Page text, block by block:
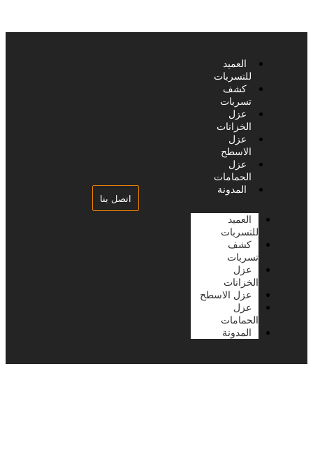
العميد
للتسربات
كشف
تسربات
عزل
الخزانات
عزل
الاسطح
عزل
الحمامات
المدونة
العميد
للتسربات
كشف
تسربات
عزل
الخزانات
عزل الاسطح
عزل
الحمامات
المدونة
اتصل بنا